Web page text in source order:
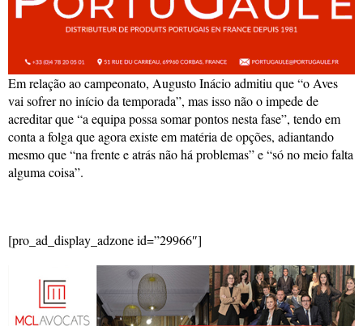
Em relação ao campeonato, Augusto Inácio admitiu que “o Aves
vai sofrer no início da temporada”, mas isso não o impede de
acreditar que “a equipa possa somar pontos nesta fase”, tendo em
conta a folga que agora existe em matéria de opções, adiantando
mesmo que “na frente e atrás não há problemas” e “só no meio falta
alguma coisa”.
[pro_ad_display_adzone id=”29966″]